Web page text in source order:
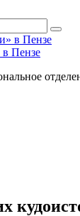
Пензе